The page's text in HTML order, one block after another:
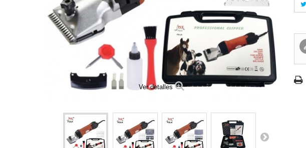
Ver detalles